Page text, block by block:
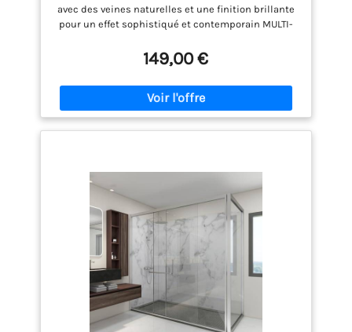
avec des veines naturelles et une finition brillante
pour un effet sophistiqué et contemporain MULTI-
salon ou comme mur d'accent décoratif pour une
touche de raffinement FACILITÉ D'ENTRETIEN:
Surface imperméable qui se nettoie facilement
avec un simple chiffon humide, idéale pour les
zones exposées à l'humidité INSTALLATION SIMPLE:
Pose directe sur le mur sans outils spéciaux
mince de 3 mm d'épaisseur, léger mais robuste,
adapté à une utilisation quotidienne
149,00 €